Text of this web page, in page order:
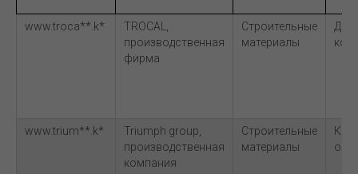
www.troca**.k*
TROCAL,
производственная
фирма
Строительные
материалы
www.trium**.k*
Triumph group,
производственная
компания
Строительные
материалы